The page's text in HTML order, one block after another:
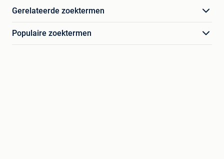
Gerelateerde zoektermen
Populaire zoektermen